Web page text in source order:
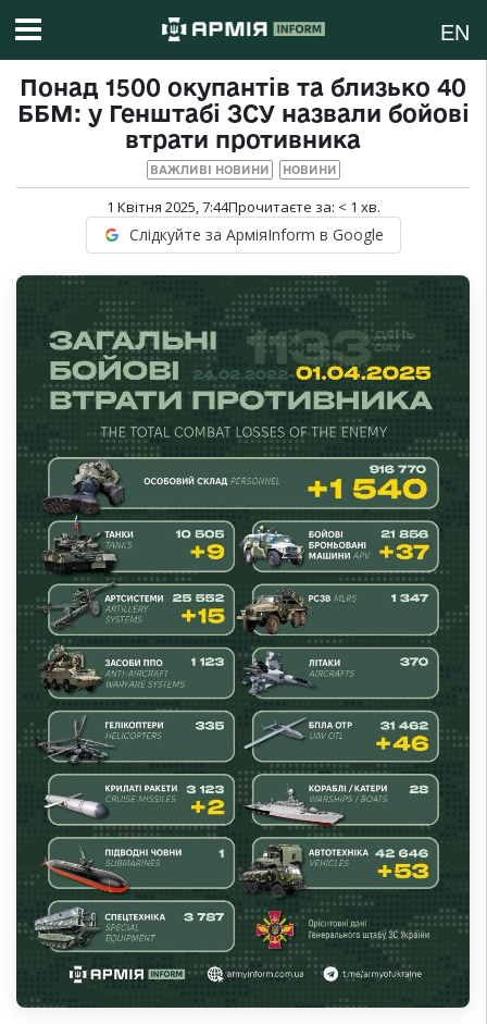
EN
Понад 1500 окупантів та близько 40
ББМ: у Генштабі ЗСУ назвали бойові
втрати противника
ВАЖЛИВІ НОВИНИ НОВИНИ
1 Квітня 2025, 7:44Прочитаєте за: < 1 хв.
Слідкуйте за АрміяInform в Google